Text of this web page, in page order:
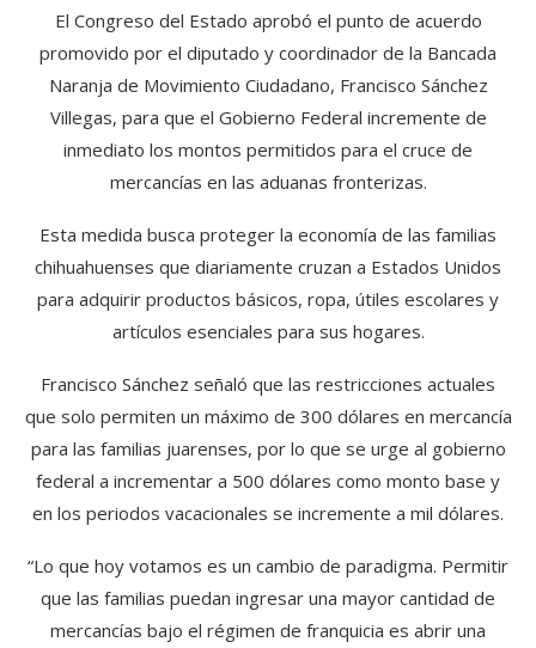
El Congreso del Estado aprobó el punto de acuerdo
promovido por el diputado y coordinador de la Bancada
Naranja de Movimiento Ciudadano, Francisco Sánchez
Villegas, para que el Gobierno Federal incremente de
inmediato los montos permitidos para el cruce de
mercancías en las aduanas fronterizas.
Esta medida busca proteger la economía de las familias
chihuahuenses que diariamente cruzan a Estados Unidos
para adquirir productos básicos, ropa, útiles escolares y
artículos esenciales para sus hogares.
Francisco Sánchez señaló que las restricciones actuales
que solo permiten un máximo de 300 dólares en mercancía
para las familias juarenses, por lo que se urge al gobierno
federal a incrementar a 500 dólares como monto base y
en los periodos vacacionales se incremente a mil dólares.
“Lo que hoy votamos es un cambio de paradigma. Permitir
que las familias puedan ingresar una mayor cantidad de
mercancías bajo el régimen de franquicia es abrir una